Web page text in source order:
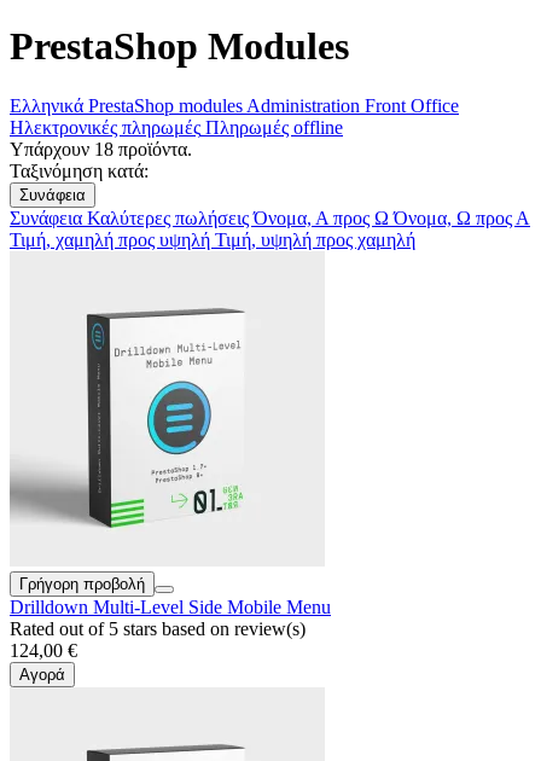
PrestaShop Modules
Ελληνικά PrestaShop modules Administration Front Office
Ηλεκτρονικές πληρωμές Πληρωμές offline
Υπάρχουν 18 προϊόντα.
Ταξινόμηση κατά:
Συνάφεια
Συνάφεια Καλύτερες πωλήσειςΌνομα, Α προς ΩΌνομα, Ω προς Α
Τιμή, χαμηλή προς υψηλή Τιμή, υψηλή προς χαμηλή
Γρήγορη προβολή
Drilldown Multi-Level Side Mobile Menu
Rated out of 5 stars based on review(s)
124,00 €
Αγορά